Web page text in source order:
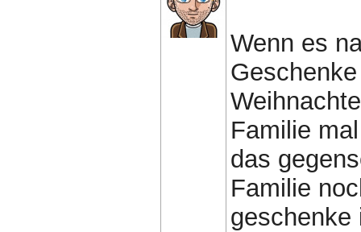
Wenn es
Familie
das
Familie
geschenke